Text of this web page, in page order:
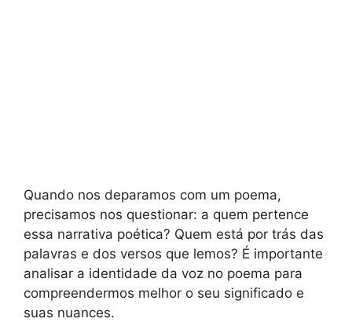
Quando nos deparamos com um poema,
precisamos nos questionar: a quem pertence
essa narrativa poética? Quem está por trás das
palavras e dos versos que lemos? É importante
analisar a identidade da voz no poema para
compreendermos melhor o seu significado e
suas nuances.